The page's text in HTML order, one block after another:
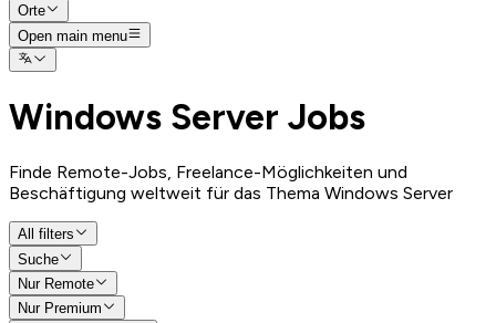
Orte
Open main menu
Windows Server Jobs
Finde Remote-Jobs, Freelance-Möglichkeiten und
Beschäftigung weltweit für das Thema Windows Server
All filters
Suche
Nur Remote
Nur Premium